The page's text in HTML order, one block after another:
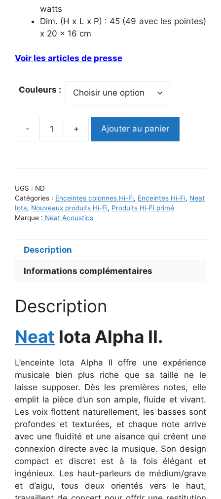
watts
Dim. (H x L x P) : 45 (49 avec les pointes)
x 20 x 16 cm
Voir les articles de presse
Couleurs :
-
quantité
Iota
II
+ Ajouter au panier
UGS : ND
Catégories : Enceintes colonnes Hi-Fi, Enceintes Hi-Fi, Neat
Iota, Nouveaux produits Hi-Fi, Produits Hi-Fi primé
Marque : Neat Acoustics
Description
Informations complémentaires
Description
Neat Iota Alpha II.
L’enceinte Iota Alpha II offre une expérience
musicale bien plus riche que sa taille ne le
laisse supposer. Dès les premières notes, elle
emplit la pièce d’un son ample, fluide et vivant.
Les voix flottent naturellement, les basses sont
profondes et texturées, et chaque note arrive
avec une fluidité et une aisance qui créent une
connexion directe avec la musique. Son design
compact et discret est à la fois élégant et
ingénieux. Les haut-parleurs de médium/grave
et d’aigu, tous deux orientés vers le haut,